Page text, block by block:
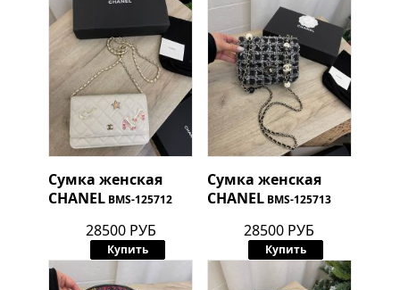
Сумка женская
CHANEL BMS-125712
28500 РУБ
Купить
Сумка женская
CHANEL BMS-125713
28500 РУБ
Купить